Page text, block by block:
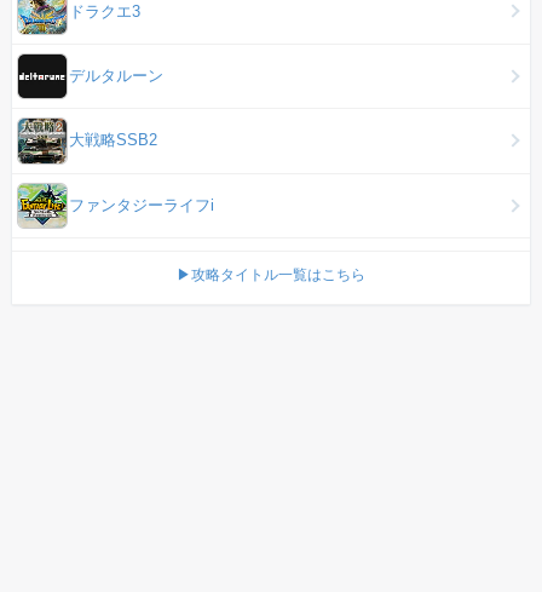
ドラクエ3
デルタルーン
大戦略SSB2
ファンタジーライフi
▶攻略タイトル一覧はこちら